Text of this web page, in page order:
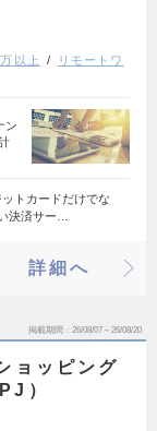
以上
リモートワ
ン
トカードだけでな
決済サー…
詳細へ
掲載期間 26/08/07～26/08/20
ョッピング
）